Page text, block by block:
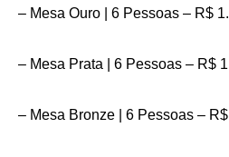
– Mesa Ouro | 6 Pessoas – R$
– Mesa Prata | 6 Pessoas – R$
– Mesa Bronze | 6 Pessoas –